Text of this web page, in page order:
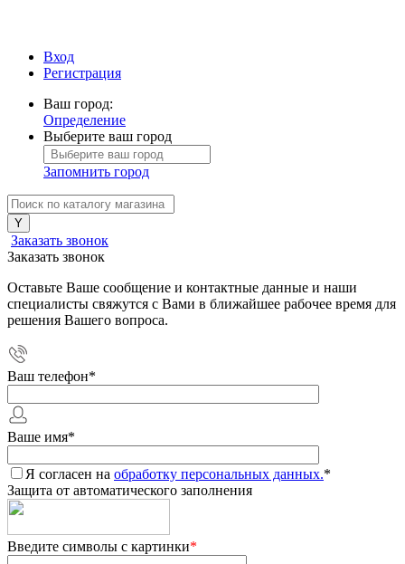
Вход
Регистрация
Ваш город:
Определение
Выберите ваш город
Запомнить город
Заказать звонок
Заказать звонок
Оставьте Ваше сообщение и контактные данные и наши
специалисты свяжутся с Вами в ближайшее рабочее время для
решения Вашего вопроса.
Ваш телефон*
Ваше имя*
Я согласен на обработку персональных данных.*
Защита от автоматического заполнения
Введите символы с картинки*